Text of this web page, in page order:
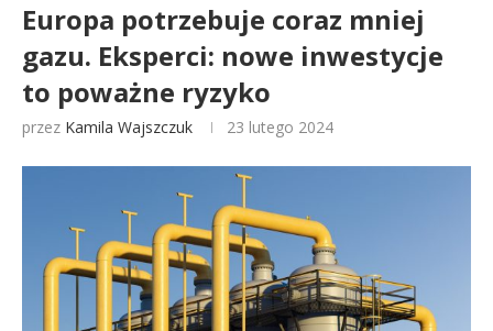
Europa potrzebuje coraz mniej
gazu. Eksperci: nowe inwestycje
to poważne ryzyko
przez Kamila Wajszczuk 23 lutego 2024